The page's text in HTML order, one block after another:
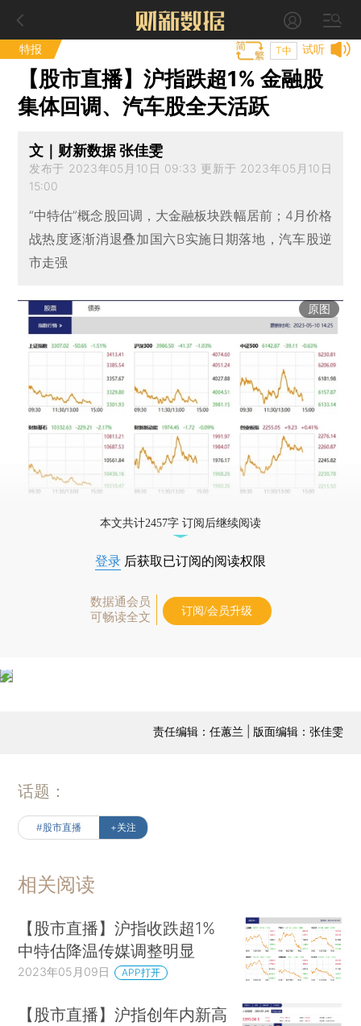
特报 试听
T中
【股市直播】沪指跌超1% 金融股
集体回调、汽车股全天活跃
文｜财新数据 张佳雯
发布于 2023年05月10日 09:33 更新于 2023年05月10日
15:00
“中特估”概念股回调，大金融板块跌幅居前；4月价格
战热度逐渐消退叠加国六B实施日期落地，汽车股逆
市走强
原图
本文共计2457字 订阅后继续阅读
登录 后获取已订阅的阅读权限
数据通会员
可畅读全文
订阅/会员升级
责任编辑：任蕙兰 | 版面编辑：张佳雯
话题：
#股市直播 +关注
相关阅读
【股市直播】沪指收跌超1%
中特估降温传媒调整明显
2023年05月09日 APP打开
【股市直播】沪指创年内新高